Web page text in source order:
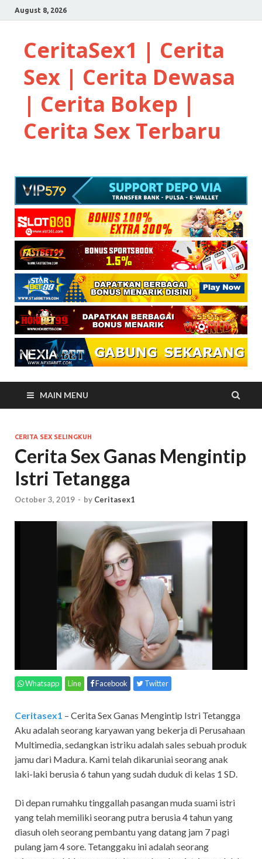
August 8, 2026
CeritaSex1 | Cerita
Sex | Cerita Dewasa
| Cerita Bokep |
Cerita Sex Terbaru
MAIN MENU
CERITA SEX SELINGKUH
Cerita Sex Ganas Mengintip
Istri Tetangga
October 3, 2019 - by Ceritasex1
Whatsapp Line Facebook Twitter
Ceritasex1 – Cerita Sex Ganas Mengintip Istri Tetangga
Aku adalah seorang karyawan yang bekerja di Perusahaan
Multimedia, sedangkan istriku adalah sales sebuah produk
jamu dari Madura. Kami telah dikaruniai seorang anak
laki-laki berusia 6 tahun yang sudah duduk di kelas 1 SD.
Di depan rumahku tinggallah pasangan muda suami istri
yang telah memiliki seorang putra berusia 4 tahun yang
diasuh oleh seorang pembantu yang datang jam 7 pagi
pulang jam 4 sore. Tetanggaku ini adalah seorang